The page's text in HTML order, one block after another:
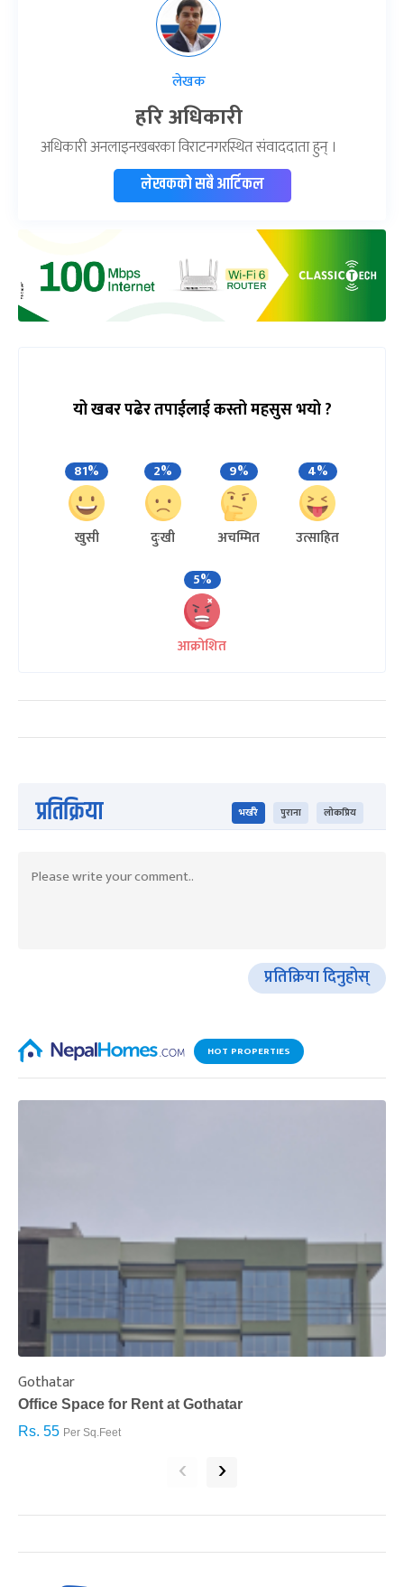
लेखक
हरि अधिकारी
अधिकारी अनलाइनखबरका विराटनगरस्थित संवाददाता हुन् ।
लेखकको सबै आर्टिकल
यो खबर पढेर तपाईलाई कस्तो महसुस भयो ?
81%
खुसी
2%
दुःखी
9%
अचम्मित
4%
उत्साहित
5%
आक्रोशित
प्रतिक्रिया भर्खरै पुराना लोकप्रिय
प्रतिक्रिया दिनुहोस्
HOT PROPERTIES
Gothatar
Office Space for Rent at Gothatar
Rs. 55 Per Sq.Feet
‹ ›